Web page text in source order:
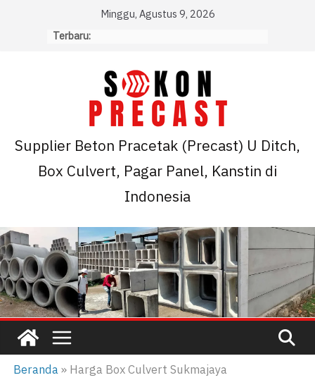
Minggu, Agustus 9, 2026
Terbaru:
Supplier Beton Pracetak (Precast) U Ditch,
Box Culvert, Pagar Panel, Kanstin di
Indonesia
Beranda» Harga Box Culvert Sukmajaya